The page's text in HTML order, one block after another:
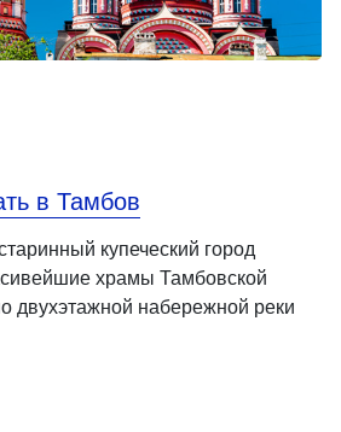
в Тамбов
купеческий город
храмы Тамбовской
двухэтажной набережной реки